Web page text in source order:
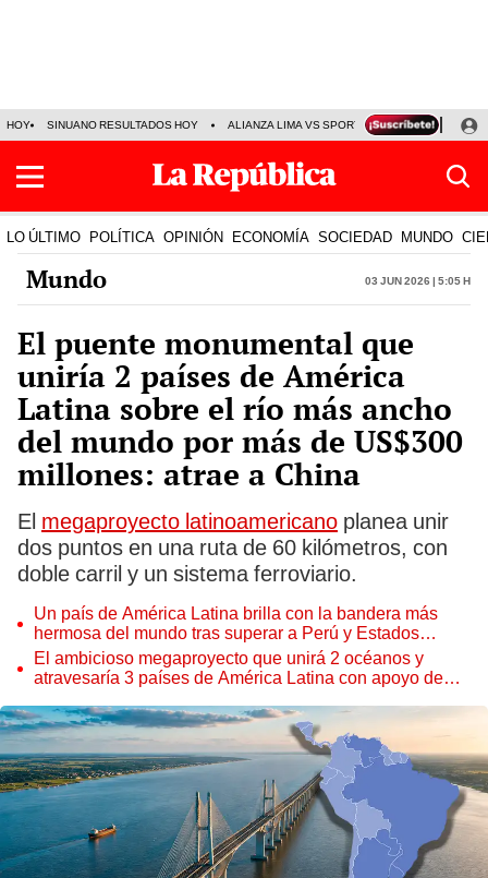
HOY SINUANO RESULTADOS HOY ALIANZA LIMA VS SPORT BOYS JORGE
LO ÚLTIMO POLÍTICA OPINIÓN ECONOMÍA SOCIEDAD MUNDO
Mundo 03 Jun 2026 | 5:05 h
El puente monumental que
uniría 2 países de América
Latina sobre el río más ancho
del mundo por más de US$300
millones: atrae a China
El megaproyecto latinoamericano planea unir
dos puntos en una ruta de 60 kilómetros, con
doble carril y un sistema ferroviario.
Un país de América Latina brilla con la bandera más
hermosa del mundo tras superar a Perú y Estados
Unidos
El ambicioso megaproyecto que unirá 2 océanos y
atravesaría 3 países de América Latina con apoyo de